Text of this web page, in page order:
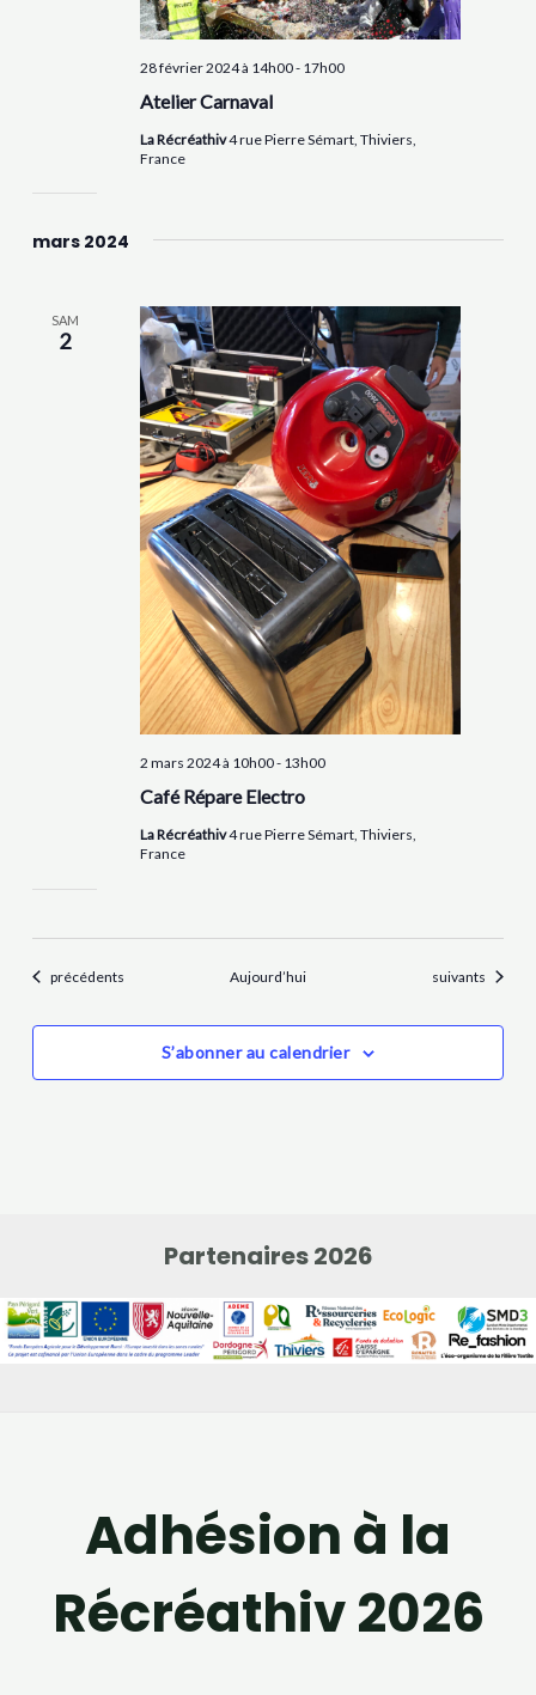
Atelier Carnaval
28 février 2024 à 14h00- 17h00
La Récréathiv4 rue Pierre Sémart, Thiviers,
France
mars 2024
SAM
2
Café Répare Electro
2 mars 2024 à 10h00- 13h00
La Récréathiv4 rue Pierre Sémart, Thiviers,
France
Évènements
précédents Aujourd’hui Évènements
suivants
S’abonner au calendrier
Partenaires 2026
Adhésion à la
Récréathiv 2026